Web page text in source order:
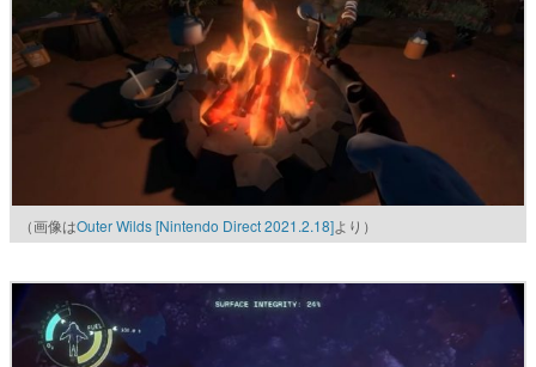
（画像はOuter Wilds [Nintendo Direct 2021.2.18]より）